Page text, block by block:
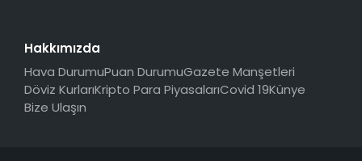
Hakkımızda
Hava DurumuPuan DurumuGazete Manşetleri
Döviz KurlarıKripto Para PiyasalarıCovid 19Künye
Bize Ulaşın